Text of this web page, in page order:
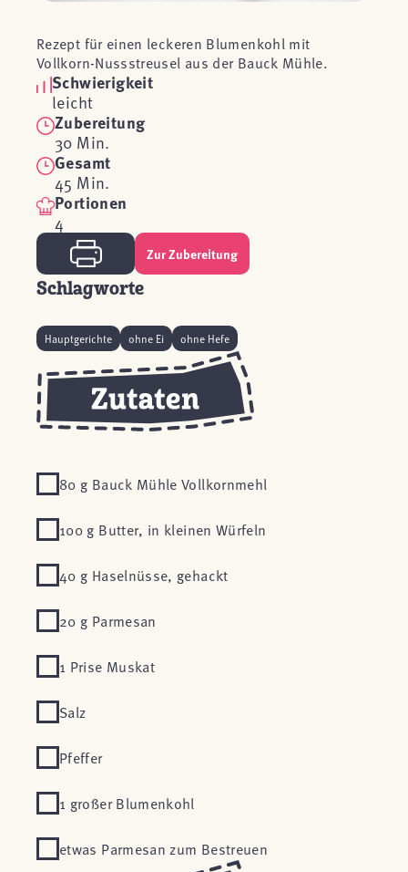
Rezept für einen leckeren Blumenkohl mit
Vollkorn-Nussstreusel aus der Bauck Mühle.
Schwierigkeit
leicht
Zubereitung
30 Min.
Gesamt
45 Min.
Portionen
4
Zur Zubereitung
Schlagworte
Hauptgerichte ohne Ei ohne Hefe
80 g Bauck Mühle Vollkornmehl
100 g Butter, in kleinen Würfeln
40 g Haselnüsse, gehackt
20 g Parmesan
1 Prise Muskat
Salz
Pfeffer
1 großer Blumenkohl
etwas Parmesan zum Bestreuen